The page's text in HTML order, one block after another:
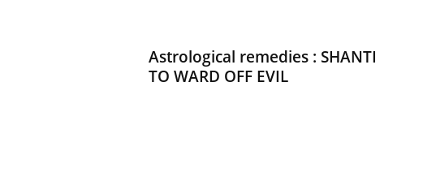
Astrological remedies : SHANTI
TO WARD OFF EVIL